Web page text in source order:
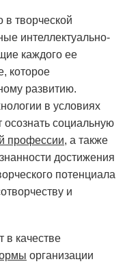
в творческой
интеллектуально-
каждого ее
которое
развитию.
в условиях
осознать социальную
профессии, а также
достижения
потенциала
и
в качестве
организации